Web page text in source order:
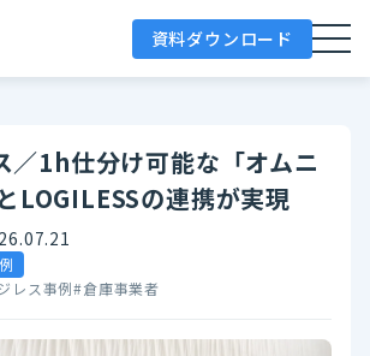
資料ダウンロード
／1h仕分け可能な「オムニ
LOGILESSの連携が実現
レス事例#倉庫事業者